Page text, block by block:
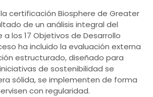
certificación Biosphere de Greater
de un análisis integral del
los 17 Objetivos de Desarrollo
ha incluido la evaluación externa
estructurado, diseñado para
de sostenibilidad se
sólida, se implementen de forma
con regularidad.